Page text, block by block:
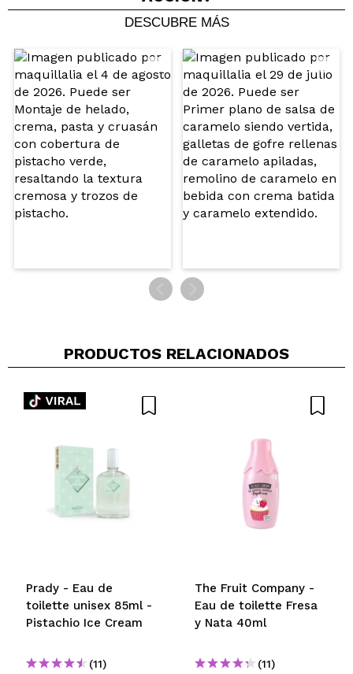
Compartir un vídeo o una foto
¿Recomendarías su compra? Si No
5/5
ENVIAR
DESCUBRE MÁS
PRODUCTOS RELACIONADOS
Prady - Eau de
toilette unisex 85ml -
Pistachio Ice Cream
(11)
The Fruit Company -
Eau de toilette Fresa
y Nata 40ml
(11)